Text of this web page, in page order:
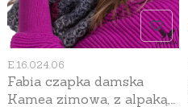
Kod produktu
E.16.024.06
Fabia czapka damska
Kamea zimowa, z alpaką,